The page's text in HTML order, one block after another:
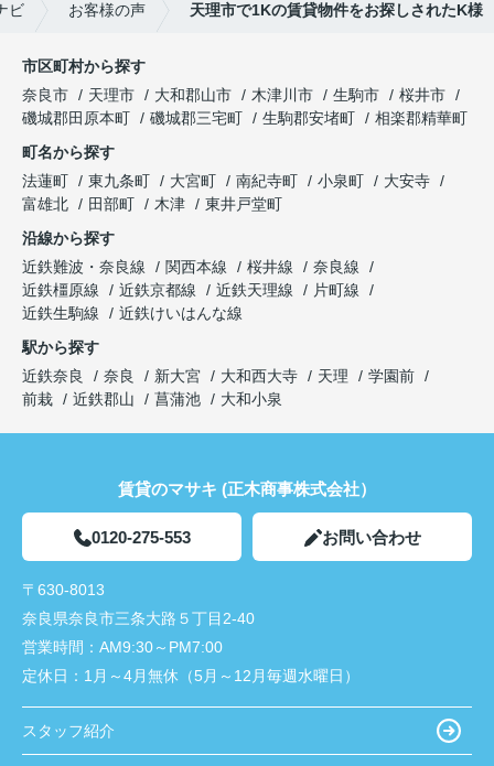
ビ お客様の声 天理市で1Kの賃貸物件をお探しされたK様
市区町村から探す
奈良市
天理市 大和郡山市 木津川市 生駒市
桜井市
磯城郡田原本町
磯城郡三宅町 生駒郡安堵町
相楽郡精華町
町名から探す
法蓮町
東九条町 大宮町 南紀寺町 小泉町
大安寺
富雄北
田部町 木津
東井戸堂町
沿線から探す
近鉄難波・奈良線
関西本線 桜井線
奈良線
近鉄橿原線
近鉄京都線 近鉄天理線
片町線
近鉄生駒線
近鉄けいはんな線
駅から探す
近鉄奈良
奈良 新大宮 大和西大寺 天理
学園前
前栽
近鉄郡山 菖蒲池 大和小泉
賃貸のマサキ (正木商事株式会社）
0120-275-553 お問い合わせ
〒630-8013
奈良県奈良市三条大路５丁目2-40
営業時間： AM9:30～PM7:00
定休日： 1月～4月無休（5月～12月毎週水曜日）
スタッフ紹介